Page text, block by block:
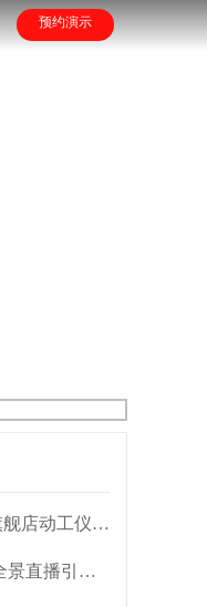
预约演示
耳东国际影城暨耳东VR全景影厅旗舰店动工仪式盛大举行
激战到底丨中国电信天翼云VR3D全景直播引燃拳击热火